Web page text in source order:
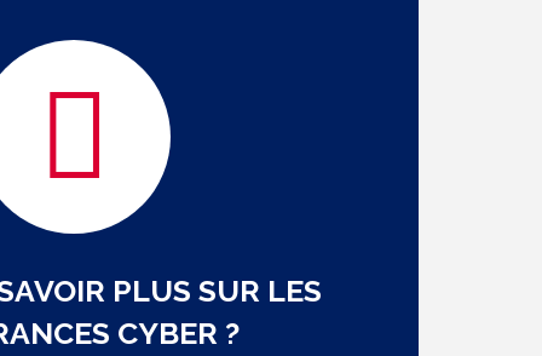
PLUS SUR LES
CYBER ?